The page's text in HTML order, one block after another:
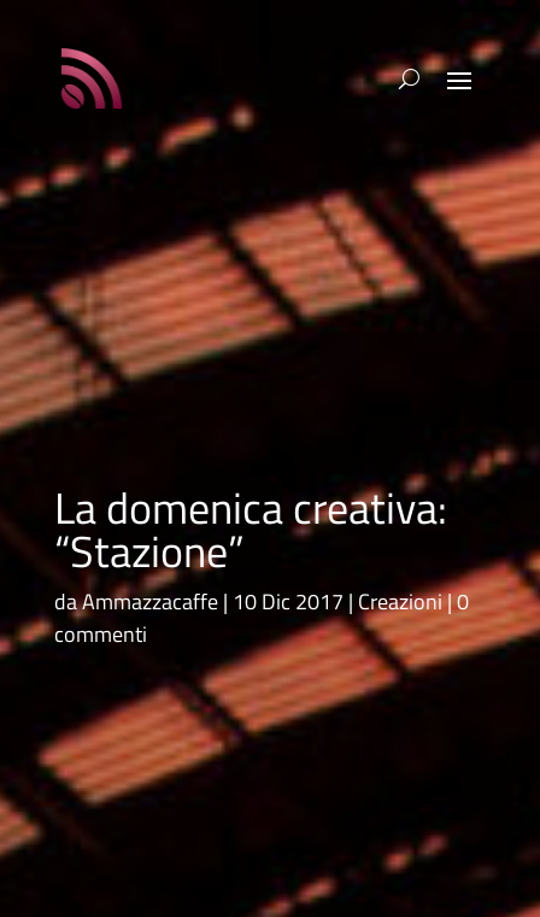
La domenica creativa:
“Stazione”
daAmmazzacaffe 10 Dic 2017 Creazioni 0
commenti